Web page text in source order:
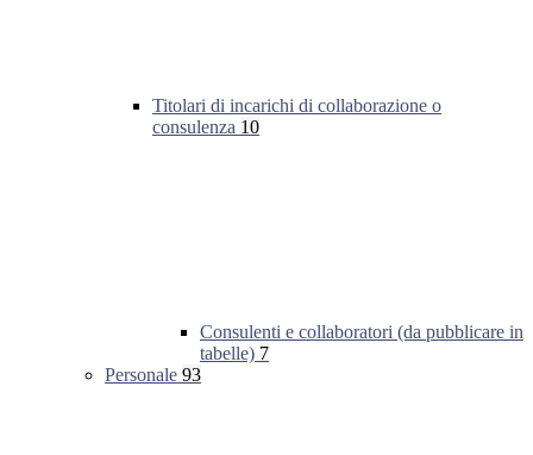
Titolari di incarichi di collaborazione o
consulenza 10
Consulenti e collaboratori (da pubblicare in
tabelle) 7
Personale 93